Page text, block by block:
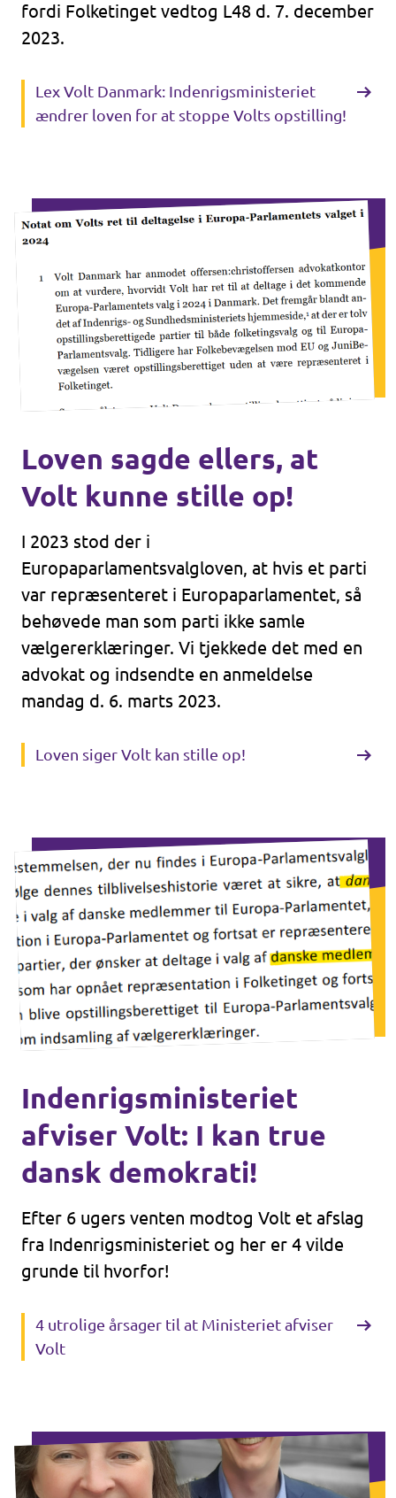
fordi Folketinget vedtog L48 d. 7. december
2023.
Lex Volt Danmark: Indenrigsministeriet
ændrer loven for at stoppe Volts opstilling!
Loven sagde ellers, at
Volt kunne stille op!
I 2023 stod der i
Europaparlamentsvalgloven, at hvis et parti
var repræsenteret i Europaparlamentet, så
behøvede man som parti ikke samle
vælgererklæringer. Vi tjekkede det med en
advokat og indsendte en anmeldelse
mandag d. 6. marts 2023.
Loven siger Volt kan stille op!
Indenrigsministeriet
afviser Volt: I kan true
dansk demokrati!
Efter 6 ugers venten modtog Volt et afslag
fra Indenrigsministeriet og her er 4 vilde
grunde til hvorfor!
4 utrolige årsager til at Ministeriet afviser
Volt